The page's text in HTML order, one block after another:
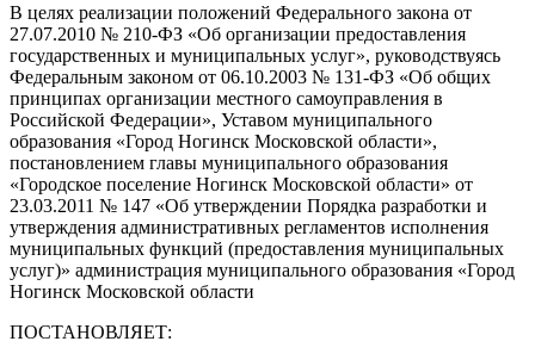
В целях реализации положений Федерального закона от
27.07.2010 № 210-ФЗ «Об организации предоставления
государственных и муниципальных услуг», руководствуясь
Федеральным законом от 06.10.2003 № 131-ФЗ «Об общих
принципах организации местного самоуправления в
Российской Федерации», Уставом муниципального
образования «Город Ногинск Московской области»,
постановлением главы муниципального образования
«Городское поселение Ногинск Московской области» от
23.03.2011 № 147 «Об утверждении Порядка разработки и
утверждения административных регламентов исполнения
муниципальных функций (предоставления муниципальных
услуг)» администрация муниципального образования «Город
Ногинск Московской области
ПОСТАНОВЛЯЕТ: